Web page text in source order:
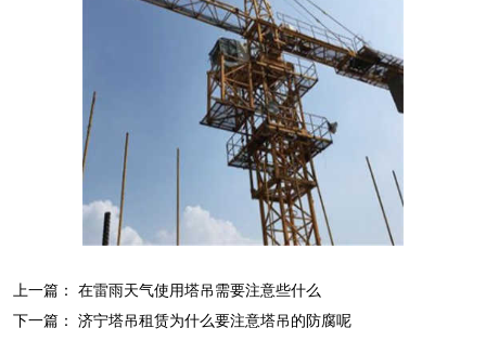
上一篇：在雷雨天气使用塔吊需要注意些什么
下一篇：济宁塔吊租赁为什么要注意塔吊的防腐呢